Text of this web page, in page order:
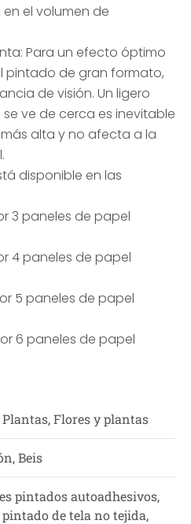
el volumen de
Para un efecto óptimo
pintado de gran formato,
de visión. Un ligero
ve de cerca es inevitable
alta y no afecta a la
disponible en las
3 paneles de papel
4 paneles de papel
5 paneles de papel
6 paneles de papel
Plantas, Flores y plantas
Beis
pintados autoadhesivos,
pintado de tela no tejida,